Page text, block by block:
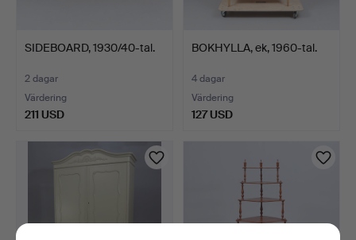
SIDEBOARD, 1930/40-tal.
2 dagar
Värdering
211 USD
BOKHYLLA, ek, 1960-tal.
4 dagar
Värdering
127 USD